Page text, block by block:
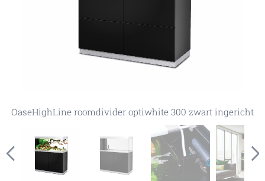
OaseHighLine roomdivider optiwhite 300 zwart ingericht
OaseHighLine roomdivider optiwhite 300 zwart
Oase HighLine roomdivider ow. 300 zwart in een